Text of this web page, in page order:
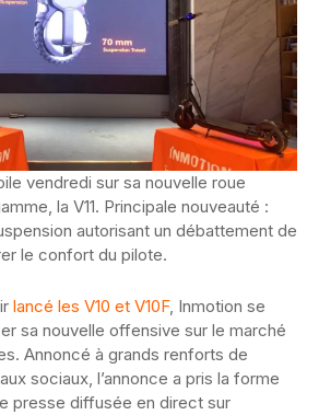
vendredi sur sa nouvelle roue
la V11. Principale nouveauté :
autorisant un débattement de
le confort du pilote.
lancé les V10 et V10F, Inmotion se
sa nouvelle offensive sur le marché
Annoncé à grands renforts de
sociaux, l’annonce a pris la forme
presse diffusée en direct sur